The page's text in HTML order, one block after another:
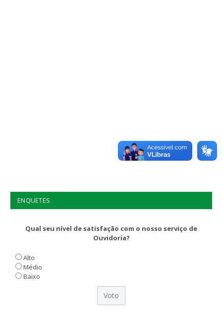
ENQUETES
Qual seu nível de satisfação com o nosso serviço de
Ouvidoria?
Alto
Médio
Baixo